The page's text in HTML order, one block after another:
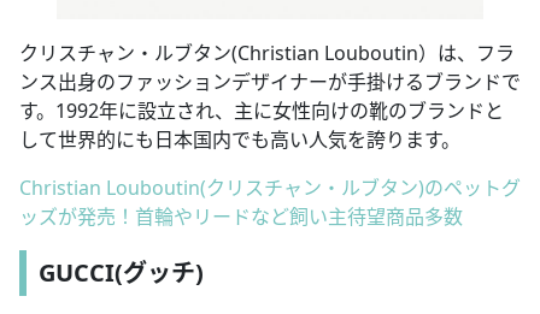
クリスチャン・ルブタン(Christian Louboutin）は、フラ
ンス出身のファッションデザイナーが手掛けるブランドで
す。1992年に設立され、主に女性向けの靴のブランドと
して世界的にも日本国内でも高い人気を誇ります。
Christian Louboutin(クリスチャン・ルブタン)のペットグ
ッズが発売！首輪やリードなど飼い主待望商品多数
GUCCI(グッチ)